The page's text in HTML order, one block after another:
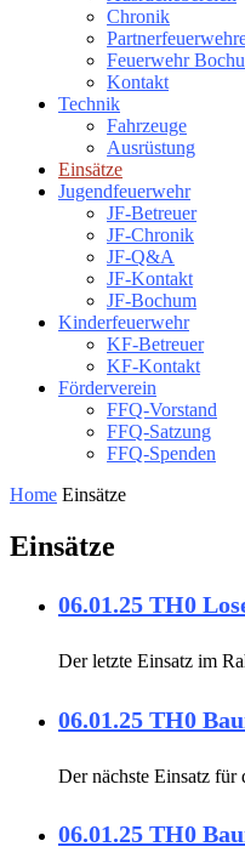
Chronik
Feuerwehr
Kontakt
Technik
Fahrzeuge
Ausrüstung
Einsätze
Jugendfeuerwehr
JF-Betreuer
JF-Chronik
JF-Q&A
JF-Kontakt
JF-Bochum
Kinderfeuerwehr
KF-Betreuer
KF-Kontakt
Förderverein
FFQ-Vorstand
FFQ-Satzung
FFQ-Spenden
Home Einsätze
Einsätze
06.01.25 TH0
Der letzte Einsatz im
06.01.25 TH0
Der nächste Einsatz
06.01.25 TH0